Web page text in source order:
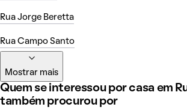
Rua Jorge Beretta
Rua Campo Santo
Mostrar mais
Quem se interessou por casa em
também procurou por